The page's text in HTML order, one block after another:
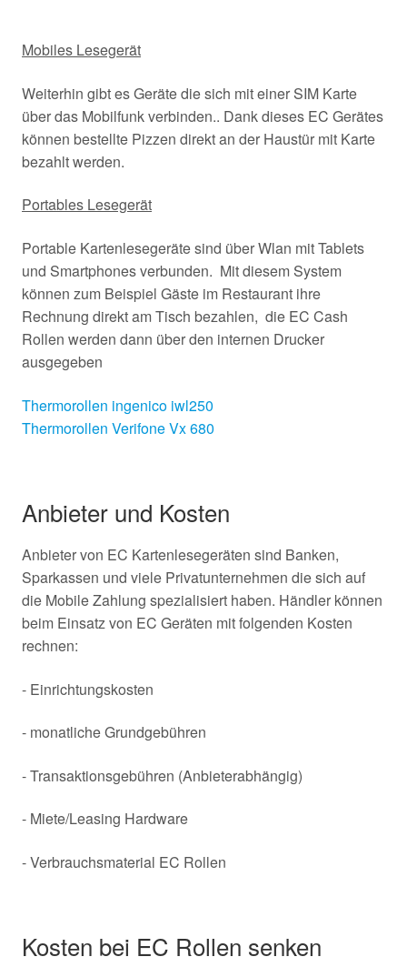
Mobiles Lesegerät
Weiterhin gibt es Geräte die sich mit einer SIM Karte
über das Mobilfunk verbinden.. Dank dieses EC Gerätes
können bestellte Pizzen direkt an der Haustür mit Karte
bezahlt werden.
Portables Lesegerät
Portable Kartenlesegeräte sind über Wlan mit Tablets
und Smartphones verbunden. Mit diesem System
können zum Beispiel Gäste im Restaurant ihre
Rechnung direkt am Tisch bezahlen, die EC Cash
Rollen werden dann über den internen Drucker
ausgegeben
Thermorollen ingenico iwl250
Thermorollen Verifone Vx 680
Anbieter und Kosten
Anbieter von EC Kartenlesegeräten sind Banken,
Sparkassen und viele Privatunternehmen die sich auf
die Mobile Zahlung spezialisiert haben. Händler können
beim Einsatz von EC Geräten mit folgenden Kosten
rechnen:
- Einrichtungskosten
- monatliche Grundgebühren
- Transaktionsgebühren (Anbieterabhängig)
- Miete/Leasing Hardware
- Verbrauchsmaterial EC Rollen
Kosten bei EC Rollen senken